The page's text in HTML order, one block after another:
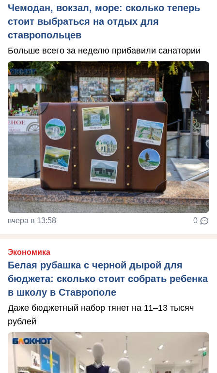
Чемодан, вокзал, море: сколько теперь
стоит выбраться на отдых для
ставропольцев
Больше всего за неделю прибавили санатории
вчера в 13:58 0
Экономика
Белая рубашка с черной дырой для
бюджета: сколько стоит собрать ребенка
в школу в Ставрополе
Даже бюджетный набор тянет на 11–13 тысяч
рублей